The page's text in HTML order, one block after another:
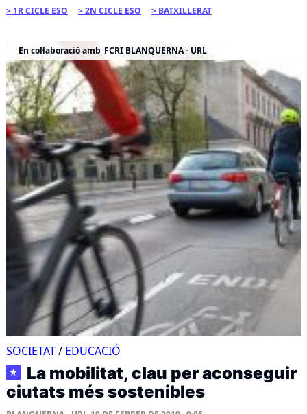
1R CICLE ESO 2N CICLE ESO BATXILLERAT
En col·laboració amb FCRI BLANQUERNA - URL
SOCIETAT/ EDUCACIÓ
★
La mobilitat, clau per aconseguir
ciutats més sostenibles